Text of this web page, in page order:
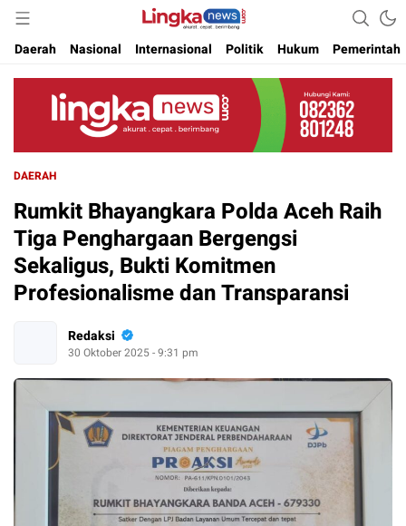
Lingkanews
Akurat. Cepat & Berimbang
Daerah
Nasional Internasional Politik Hukum Pemerintah
DAERAH
Rumkit Bhayangkara Polda Aceh Raih
Tiga Penghargaan Bergengsi
Sekaligus, Bukti Komitmen
Profesionalisme dan Transparansi
Redaksi
30 Oktober 2025 - 9:31 pm